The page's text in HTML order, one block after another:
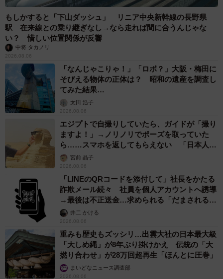
もしかすると「下山ダッシュ」 リニア中央新幹線の長野県
駅 在来線との乗り継ぎなし→なら走れば間に合うんじゃな
い？ 惜しい位置関係が反響
中将 タカノリ
2026.08.06
「なんじゃこりゃ！」「ロボ？」大阪・梅田に
そびえる物体の正体は？ 昭和の遺産を調査し
てみた結果…
太田 浩子
2026.08.06
エジプトで自撮りしていたら、ガイドが「撮り
ますよ！」→ノリノリでポーズを取っていた
ら……スマホを返してもらえない 「日本人は
カモ代表かも」「私は6時間で3万円払った」
宮前 晶子
2026.08.06
「LINEのQRコードを添付して」社長をかたる
詐欺メール続々 社員を個人アカウントへ誘導
→最後は不正送金…求められる「だまされる前
提」の対策
井二 かける
2026.08.06
重みも歴史もズッシリ…出雲大社の日本最大級
「大しめ縄」が8年ぶり掛けかえ 伝統の「大
撚り合わせ」が28万回超再生「ほんとに圧巻」
まいどなニュース調査部
2026.08.06